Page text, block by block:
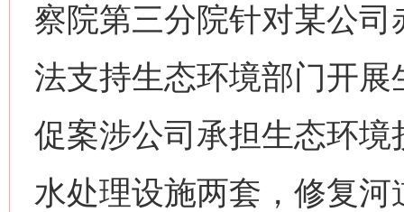
察院第三分院针对某公
法支持生态环境部门开
促案涉公司承担生态环
水处理设施两套，修复